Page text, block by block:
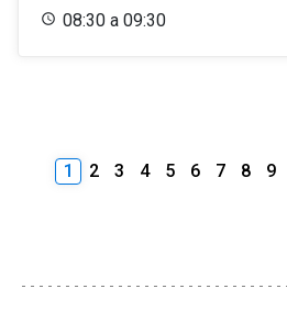
08:30 a 09:30
1 2 3 4 5 6 7 8 9